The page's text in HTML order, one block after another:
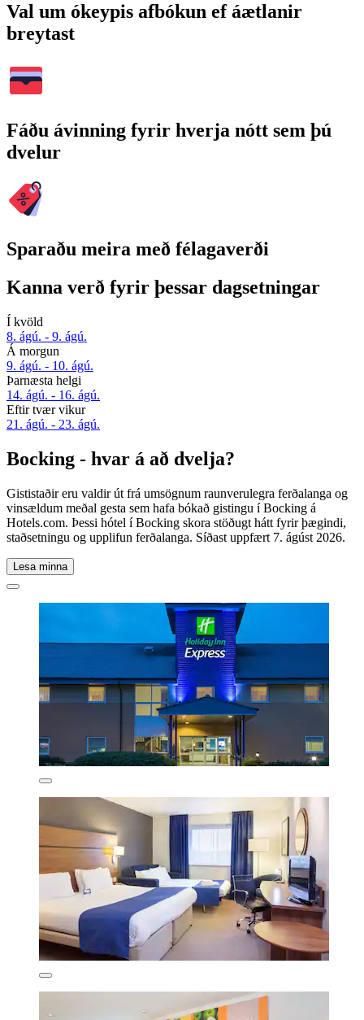
Val um ókeypis afbókun ef áætlanir
breytast
Fáðu ávinning fyrir hverja nótt sem þú
dvelur
Sparaðu meira með félagaverði
Kanna verð fyrir þessar dagsetningar
Í kvöld
8. ágú. - 9. ágú.
Á morgun
9. ágú. - 10. ágú.
Þarnæsta helgi
14. ágú. - 16. ágú.
Eftir tvær vikur
21. ágú. - 23. ágú.
Bocking - hvar á að dvelja?
Gististaðir eru valdir út frá umsögnum raunverulegra ferðalanga og
vinsældum meðal gesta sem hafa bókað gistingu í Bocking á
Hotels.com. Þessi hótel í Bocking skora stöðugt hátt fyrir þægindi,
staðsetningu og upplifun ferðalanga. Síðast uppfært 7. ágúst 2026.
Lesa minna